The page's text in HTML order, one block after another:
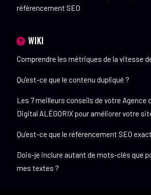
référencement SEO
WIKI
Comprendre les métriques de la vitesse
Qu’est-ce que le contenu dupliqué ?
Les 7 meilleurs conseils de votre Agence
Digital ALÉGORIX pour améliorer votre
Qu’est-ce que le référencement SEO
Dois-je inclure autant de mots-clés que
mes textes ?